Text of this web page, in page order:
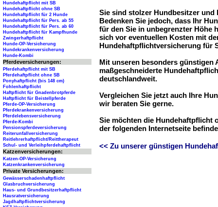
Sie sind stolzer Hundbesitzer und
Bedenken Sie jedoch, dass Ihr
für den Sie in unbegrenzter Höhe
sich vor eventuellen Kosten mit
Hundehaftpflichtversicherung für
Mit unseren besonders günstigen
maßgeschneiderte
deutschlandweit.
Vergleichen Sie jetzt auch Ihre
wir beraten Sie gerne.
Sie möchten die Hundehaftpflicht
der folgenden Internetseite
<< Zu unserer günstigen
Hundehaftpflicht mit SB
Hundehaftpflicht ohne SB
Hundehaftpflicht für 2 Hunde
Hundehaftpflicht für Pers. ab 55
Hundehaftpflicht für Pers. ab 60
Hundehaftpflicht für Kampfhunde
Zwingerhaftpflicht
Hunde-OP-Versicherung
Hundekrankenversicherung
Hunde-Kombi
Pferdeversicherungen:
Pferdehaftpflicht mit SB
Pferdehaftpflicht ohne SB
Ponyhaftpflicht (bis 148 cm)
Fohlenhaftpflicht
Haftpflicht für Gnadenbrotpferde
Haftpflicht für Beistellpferde
Pferde-OP-Versicherung
Pferdekrankenversicherung
Pferdelebensversicherung
Pferde-Kombi
Pensionspferdeversicherung
Reiterunfallversicherung
Reitlehrerhaftpflicht/Reittherapeut
Schul- und Verleihpferdehaftpflicht
Katzenversicherungen:
Katzen-OP-Versicherung
Katzenkrankenversicherung
Private Versicherungen:
Gewässerschadenhaftpflicht
Glasbruchversicherung
Haus- und Grundbesitzerhaftpflicht
Hausratversicherung
Jagdhaftpflichtversicherung